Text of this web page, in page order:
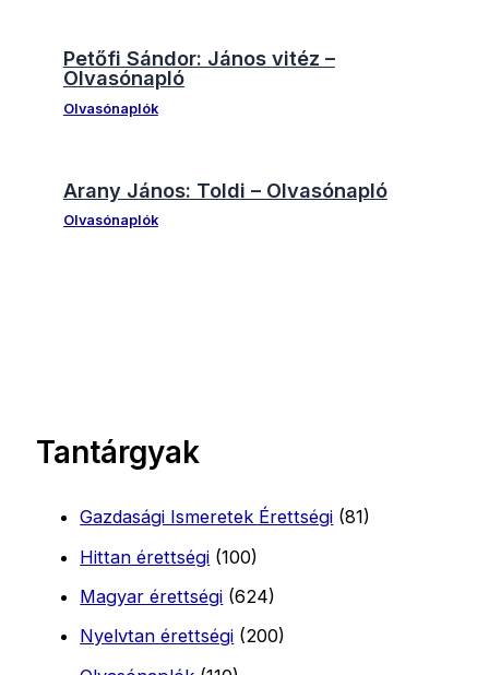
Petőfi Sándor: János vitéz –
Olvasónapló
Olvasónaplók
Arany János: Toldi – Olvasónapló
Olvasónaplók
Tantárgyak
Gazdasági Ismeretek Érettségi (81)
Hittan érettségi (100)
Magyar érettségi (624)
Nyelvtan érettségi (200)